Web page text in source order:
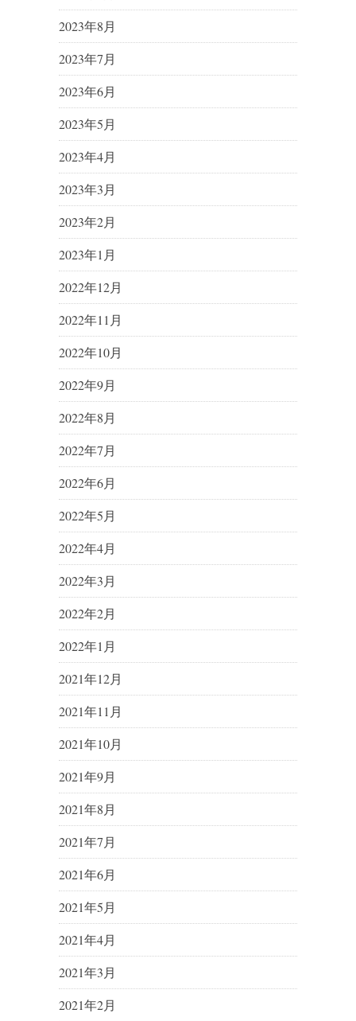
2023年8月
2023年7月
2023年6月
2023年5月
2023年4月
2023年3月
2023年2月
2023年1月
2022年12月
2022年11月
2022年10月
2022年9月
2022年8月
2022年7月
2022年6月
2022年5月
2022年4月
2022年3月
2022年2月
2022年1月
2021年12月
2021年11月
2021年10月
2021年9月
2021年8月
2021年7月
2021年6月
2021年5月
2021年4月
2021年3月
2021年2月